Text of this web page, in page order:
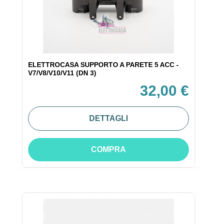
ELETTROCASA SUPPORTO A PARETE 5 ACC -
V7/V8/V10/V11 (DN 3)
32,00 €
DETTAGLI
COMPRA